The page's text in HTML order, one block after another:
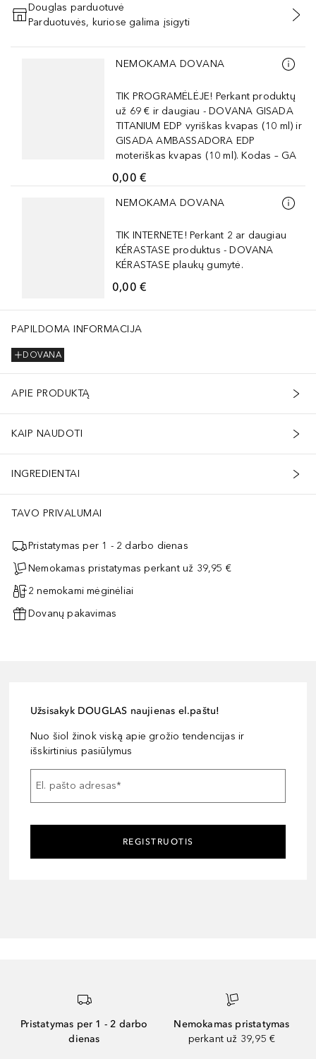
PRIDĖTI Į KREPŠELĮ
Douglas parduotuvė
Parduotuvės, kuriose galima įsigyti
Praleisti slankiklį
NEMOKAMA DOVANA
TIK PROGRAMĖLĖJE! Perkant produktų
už 69 € ir daugiau - DOVANA GISADA
TITANIUM EDP vyriškas kvapas (10 ml) ir
GISADA AMBASSADORA EDP
moteriškas kvapas (10 ml). Kodas – GA
0,00 €
Praleisti slankiklį
NEMOKAMA DOVANA
TIK INTERNETE! Perkant 2 ar daugiau
KÉRASTASE produktus - DOVANA
KÉRASTASE plaukų gumytė.
0,00 €
PAPILDOMA INFORMACIJA
DOVANA
APIE PRODUKTĄ
KAIP NAUDOTI
INGREDIENTAI
TAVO PRIVALUMAI
Pristatymas per 1 - 2 darbo dienas
Nemokamas pristatymas perkant už 39,95 €
2 nemokami mėginėliai
Dovanų pakavimas
Užsisakyk DOUGLAS naujienas el.paštu!
Nuo šiol žinok viską apie grožio tendencijas ir
išskirtinius pasiūlymus
El. pašto adresas*
REGISTRUOTIS
Pristatymas per 1 - 2 darbo
dienas
Nemokamas pristatymas
perkant už 39,95 €